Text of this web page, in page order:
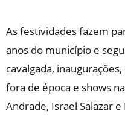
As festividades fazem
anos do município e
cavalgada,
fora de época e shows
Andrade, Israel Salazar e